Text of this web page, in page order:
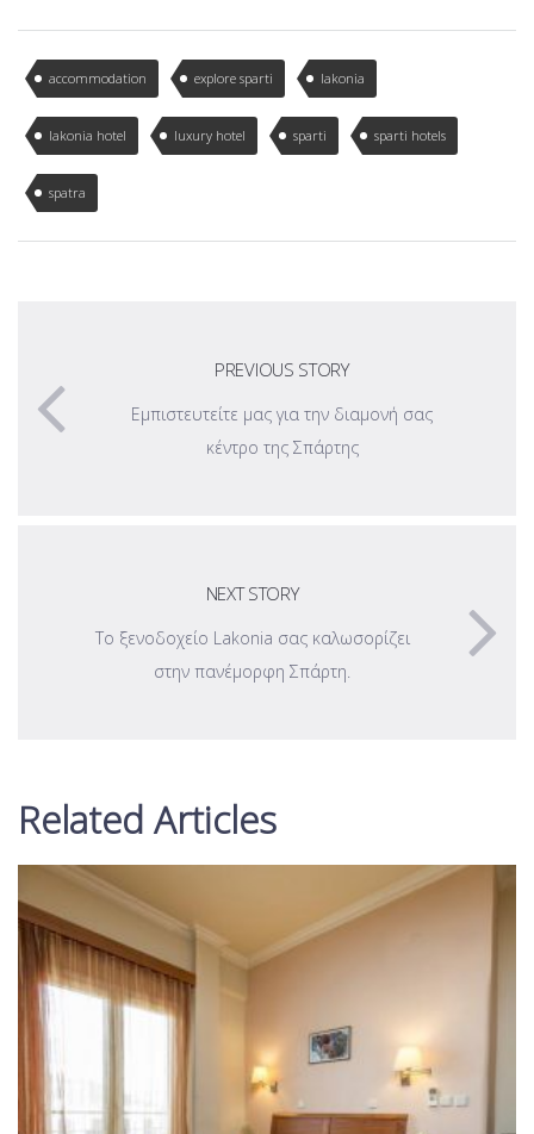
accommodation explore sparti lakonia
lakonia hotel luxury hotel sparti sparti hotels
spatra
PREVIOUS STORY
Εμπιστευτείτε μας για την διαμονή σας
κέντρο της Σπάρτης
NEXT STORY
Το ξενοδοχείο Lakonia σας καλωσορίζει
στην πανέμορφη Σπάρτη.
Related Articles